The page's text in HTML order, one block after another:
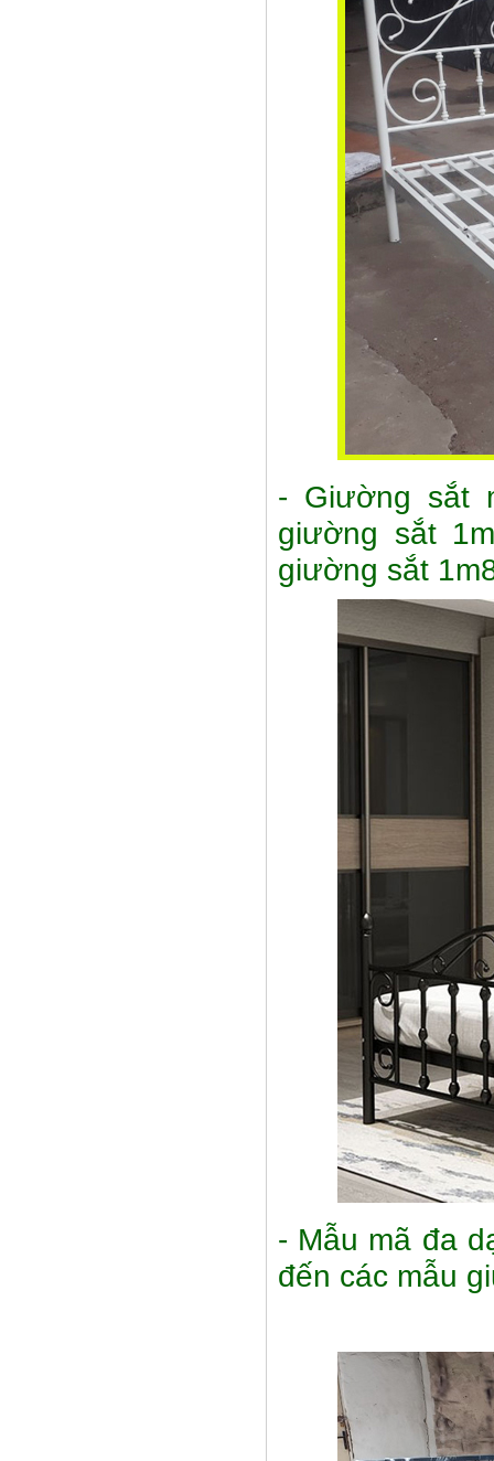
- Giường sắt
giường sắt
giường sắt
- Mẫu mã đa
đến các mẫu